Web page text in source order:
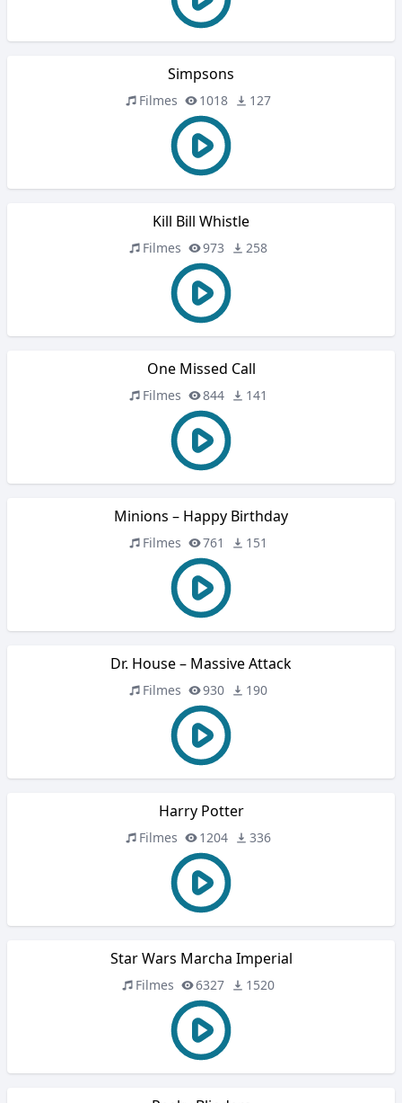
Simpsons
Filmes 1018 127
Kill Bill Whistle
Filmes 973 258
One Missed Call
Filmes 844 141
Minions – Happy Birthday
Filmes 761 151
Dr. House – Massive Attack
Filmes 930 190
Harry Potter
Filmes 1204 336
Star Wars Marcha Imperial
Filmes 6327 1520